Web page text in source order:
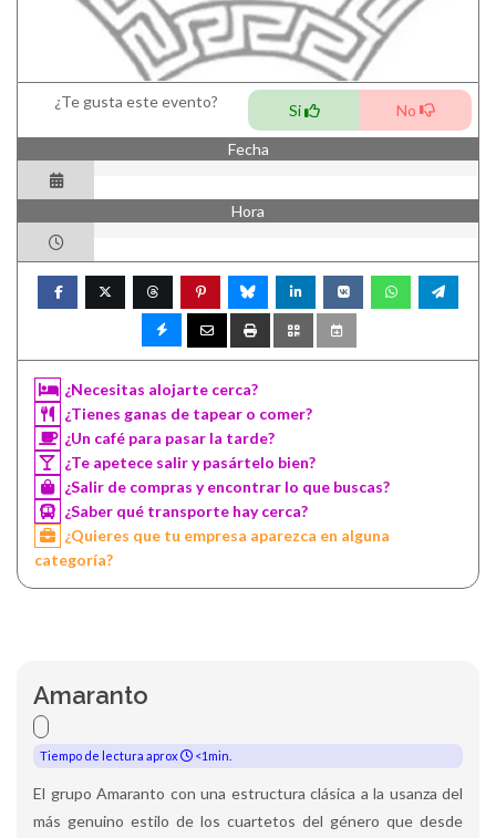
¿Te gusta este evento? Si No
Fecha
Hora
¿Necesitas alojarte cerca?
¿Tienes ganas de tapear o comer?
¿Un café para pasar la tarde?
¿Te apetece salir y pasártelo bien?
¿Salir de compras y encontrar lo que buscas?
¿Saber qué transporte hay cerca?
¿Quieres que tu empresa aparezca en alguna
categoría?
Amaranto
Tiempo de lectura aprox <1min.
El grupo Amaranto con una estructura clásica a la usanza del
más genuino estilo de los cuartetos del género que desde